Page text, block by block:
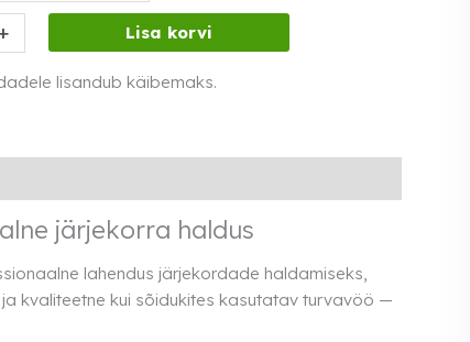
Lisa korvi
lisandub käibemaks.
järjekorra haldus
lahendus järjekordade haldamiseks,
kvaliteetne kui sõidukites kasutatav turvavöö —